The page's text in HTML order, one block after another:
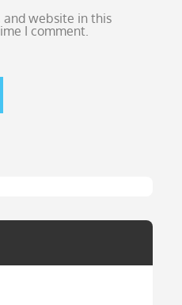
and website in this
I comment.